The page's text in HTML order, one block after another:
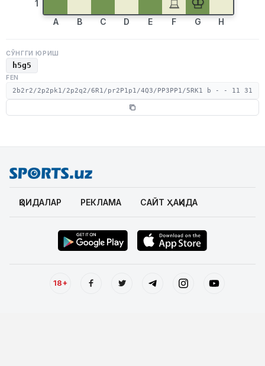
1
A B C D E F G H
СЎНГГИ ЮРИШ
h5g5
FEN
2b2r2/2p2pk1/2p2q2/6R1/pr2P1p1/4Q3/PP3PP1/5RK1 b - - 11 31
ҚОИДАЛАР РЕКЛАМА САЙТ ҲАҚИДА
18+